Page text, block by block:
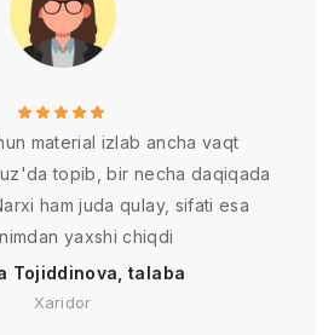
material izlab ancha vaqt
topib, bir necha daqiqada
ham juda qulay, sifati esa
yaxshi chiqdi
Tojiddinova, talaba
Xaridor